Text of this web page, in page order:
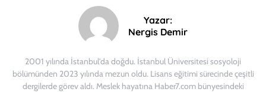
Yazar:
Nergis Demir
2001 yılında İstanbul’da doğdu. İstanbul Üniversitesi sosyoloji
bölümünden 2023 yılında mezun oldu. Lisans eğitimi sürecinde çeşitli
dergilerde görev aldı. Meslek hayatına Haber7.com bünyesindeki